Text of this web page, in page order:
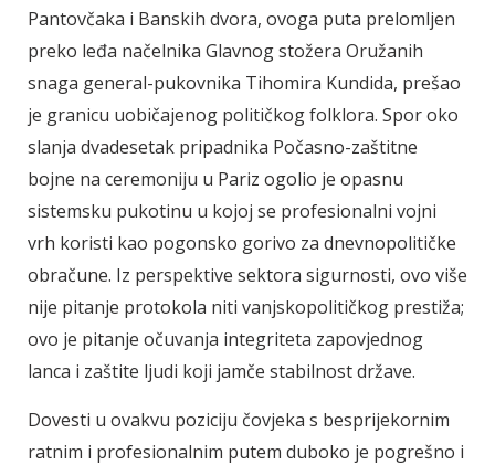
Pantovčaka i Banskih dvora, ovoga puta prelomljen
preko leđa načelnika Glavnog stožera Oružanih
snaga general-pukovnika Tihomira Kundida, prešao
je granicu uobičajenog političkog folklora. Spor oko
slanja dvadesetak pripadnika Počasno-zaštitne
bojne na ceremoniju u Pariz ogolio je opasnu
sistemsku pukotinu u kojoj se profesionalni vojni
vrh koristi kao pogonsko gorivo za dnevnopolitičke
obračune. Iz perspektive sektora sigurnosti, ovo više
nije pitanje protokola niti vanjskopolitičkog prestiža;
ovo je pitanje očuvanja integriteta zapovjednog
lanca i zaštite ljudi koji jamče stabilnost države.
Dovesti u ovakvu poziciju čovjeka s besprijekornim
ratnim i profesionalnim putem duboko je pogrešno i